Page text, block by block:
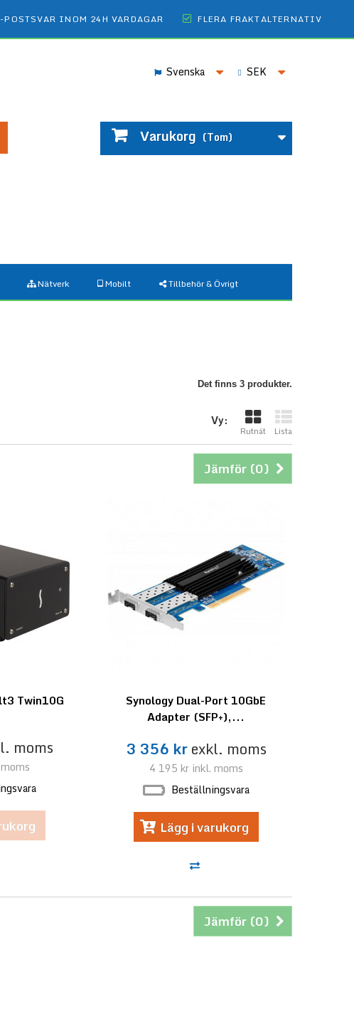
POSTSVAR INOM 24H VARDAGAR FLERA FRAKTALTERNATIV
SEK
Svenska
Varukorg (Tom)
Nätverk Mobilt Tillbehör & Övrigt
Det finns 3 produkter.
Vy:
Rutnät Lista
Jämför (0)
Twin10G
moms
Synology Dual-Port 10GbE
Adapter (SFP+),...
3 356 krexkl. moms
4 195 krinkl. moms
Beställningsvara
Lägg i varukorg
Jämför (0)